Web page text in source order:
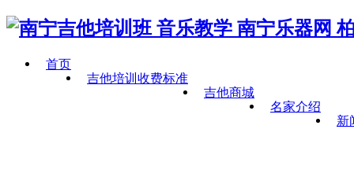
首页
吉他培训收费标准
吉他商城
名家介绍
新